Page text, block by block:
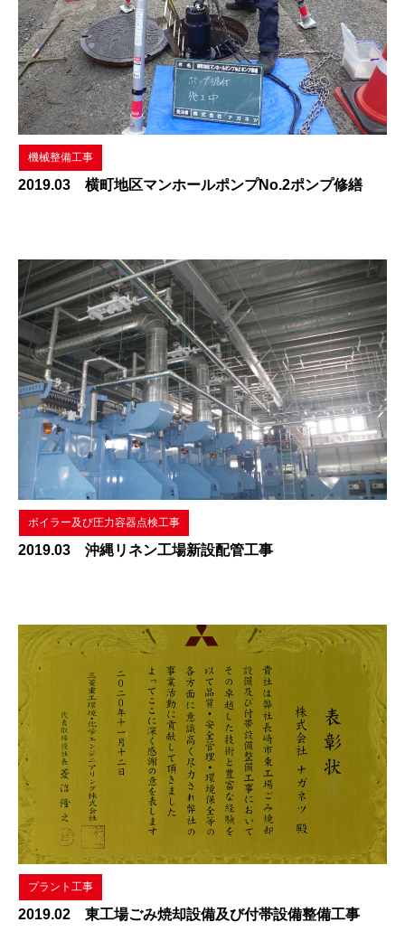
機械整備工事
2019.03 横町地区マンホールポンプNo.2ポンプ修繕
ボイラー及び圧力容器点検工事
2019.03 沖縄リネン工場新設配管工事
プラント工事
2019.02 東工場ごみ焼却設備及び付帯設備整備工事